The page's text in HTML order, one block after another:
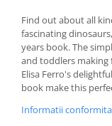
Find out about all
fascinating
years book. The
and toddlers making
Elisa Ferro's
book make this
Informatii